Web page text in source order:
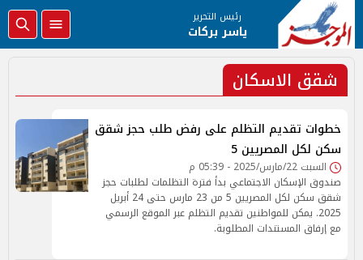
رئيس التحرير
ياسر بركات
شقق الاسكان
خطوات تقديم التظلم على رفض طلب حجز شقق
سكن لكل المصريين 5
السبت 22/مارس/2025 - 05:39 م
صندوق الإسكان الاجتماعي بدأ فترة التظلمات لطلبات حجز
شقق سكن لكل المصريين 5 من 23 مارس حتى 24 أبريل
2025. يمكن للمواطنين تقديم التظلم عبر الموقع الرسمي
مع إرفاق المستندات المطلوبة.